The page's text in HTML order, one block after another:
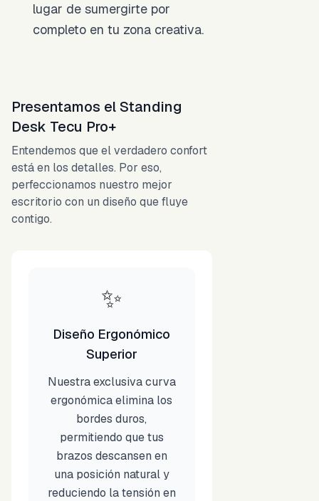
lugar de sumergirte por
completo en tu zona creativa.
Presentamos el Standing
Desk Tecu Pro+
Entendemos que el verdadero confort
está en los detalles. Por eso,
perfeccionamos nuestro mejor
escritorio con un diseño que fluye
contigo.
✨
Diseño Ergonómico
Superior
Nuestra exclusiva curva
ergonómica elimina los
bordes duros,
permitiendo que tus
brazos descansen en
una posición natural y
reduciendo la tensión en